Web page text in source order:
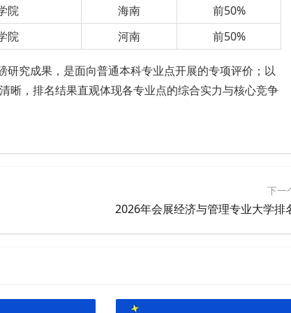
院 海南
前50%
院 河南 前50%
研究成果，是面向普通本科专业点开展的专项评价；以
晰，排名结果直观体现各专业点的综合实力与核心竞争
下一
2026年会展经济与管理专业大学排